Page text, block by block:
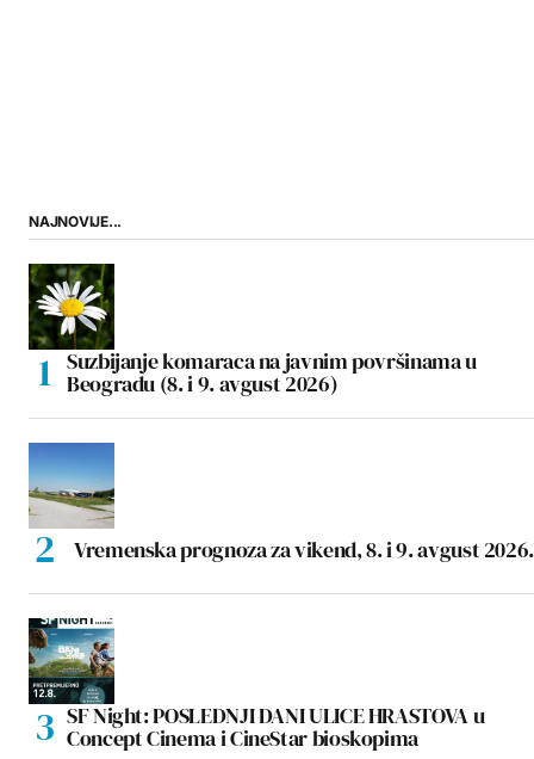
NAJNOVIJE...
Suzbijanje komaraca na javnim površinama u
Beogradu (8. i 9. avgust 2026)
Vremenska prognoza za vikend, 8. i 9. avgust 2026.
SF Night: POSLEDNJI DANI ULICE HRASTOVA u
Concept Cinema i CineStar bioskopima